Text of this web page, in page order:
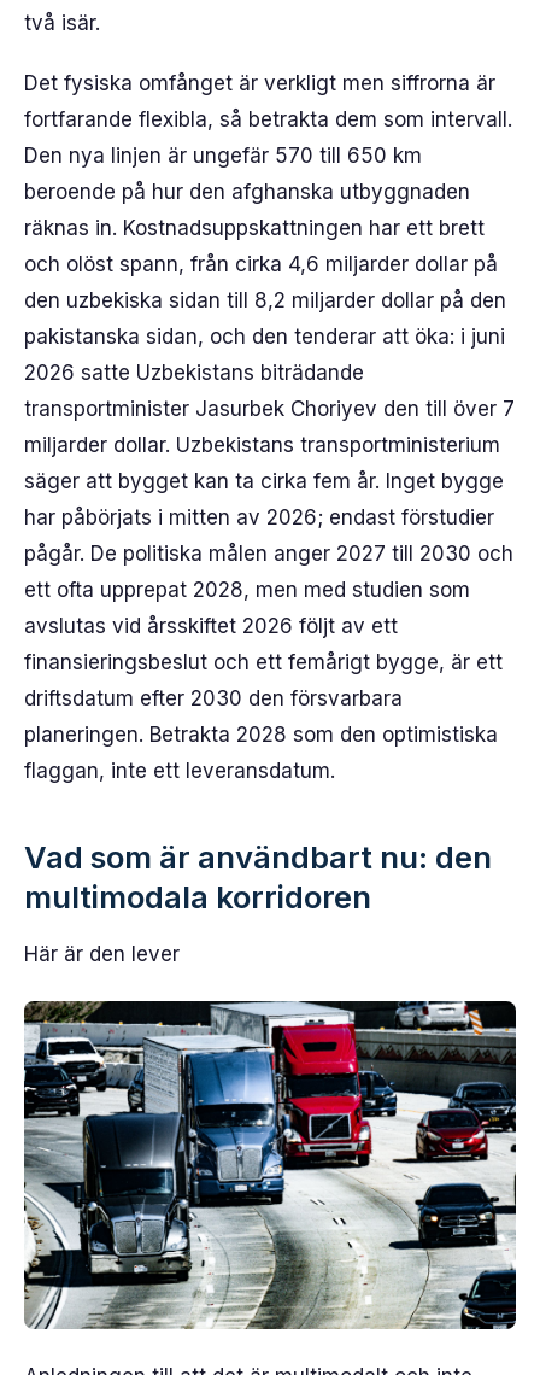
två isär.
Det fysiska omfånget är verkligt men siffrorna är
fortfarande flexibla, så betrakta dem som intervall.
Den nya linjen är ungefär 570 till 650 km
beroende på hur den afghanska utbyggnaden
räknas in. Kostnadsuppskattningen har ett brett
och olöst spann, från cirka 4,6 miljarder dollar på
den uzbekiska sidan till 8,2 miljarder dollar på den
pakistanska sidan, och den tenderar att öka: i juni
2026 satte Uzbekistans biträdande
transportminister Jasurbek Choriyev den till över 7
miljarder dollar. Uzbekistans transportministerium
säger att bygget kan ta cirka fem år. Inget bygge
har påbörjats i mitten av 2026; endast förstudier
pågår. De politiska målen anger 2027 till 2030 och
ett ofta upprepat 2028, men med studien som
avslutas vid årsskiftet 2026 följt av ett
finansieringsbeslut och ett femårigt bygge, är ett
driftsdatum efter 2030 den försvarbara
planeringen. Betrakta 2028 som den optimistiska
flaggan, inte ett leveransdatum.
Vad som är användbart nu: den
multimodala korridoren
Här är den lever